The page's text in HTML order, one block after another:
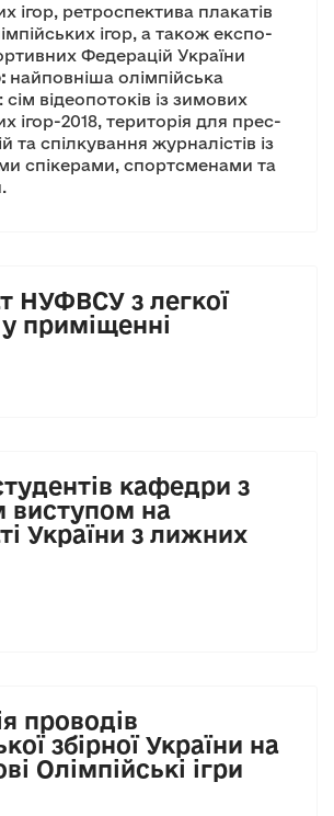
ігор, ретроспектива плакатів
ігор, а також експо-
Федерацій України
найповніша олімпійська
відеопотоків із зимових
ігор-2018, територія для прес-
та спілкування журналістів із
спікерами, спортсменами та
НУФВСУ з легкої
приміщенні
кафедри з
виступом на
України з лижних
проводів
збірної України на
Олімпійські ігри